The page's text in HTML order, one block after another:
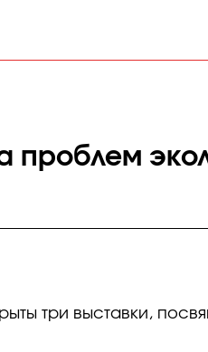
проблем
три выставки,